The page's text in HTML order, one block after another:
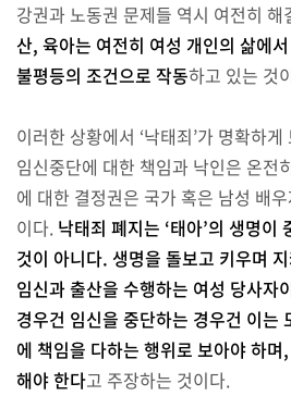
강권과 노동권 문제들 역시 여전히 해
산, 육아는 여전히 여성 개인의 삶에
불평등의 조건으로 작동하고 있는 것
이러한 상황에서 ‘낙태죄’가 명확하
임신중단에 대한 책임과 낙인은 온전
에 대한 결정권은 국가 혹은 남성 배
이다. 낙태죄 폐지는 ‘태아’의 생명이
것이 아니다. 생명을 돌보고 키우며
임신과 출산을 수행하는 여성 당사자
경우건 임신을 중단하는 경우건 이는
에 책임을 다하는 행위로 보아야 하
해야 한다고 주장하는 것이다.